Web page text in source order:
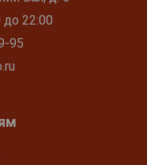
22:00
95